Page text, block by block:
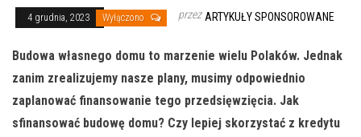
4 grudnia, 2023 Wyłączono przez ARTYKUŁY SPONSOROWANE
Budowa własnego domu to marzenie wielu Polaków. Jednak
zanim zrealizujemy nasze plany, musimy odpowiednio
zaplanować finansowanie tego przedsięwzięcia. Jak
sfinansować budowę domu? Czy lepiej skorzystać z kredytu